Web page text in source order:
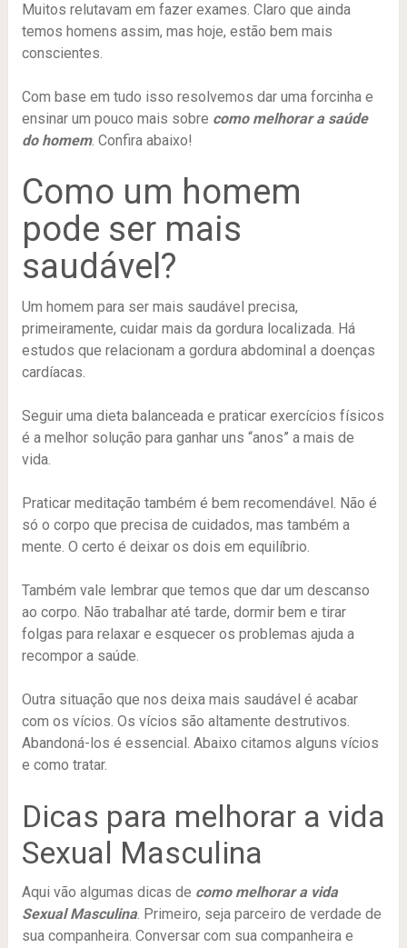
Muitos relutavam em fazer exames. Claro que ainda
temos homens assim, mas hoje, estão bem mais
conscientes.
Com base em tudo isso resolvemos dar uma forcinha e
ensinar um pouco mais sobre como melhorar a saúde
do homem. Confira abaixo!
Como um homem
pode ser mais
saudável?
Um homem para ser mais saudável precisa,
primeiramente, cuidar mais da gordura localizada. Há
estudos que relacionam a gordura abdominal a doenças
cardíacas.
Seguir uma dieta balanceada e praticar exercícios físicos
é a melhor solução para ganhar uns “anos” a mais de
vida.
Praticar meditação também é bem recomendável. Não é
só o corpo que precisa de cuidados, mas também a
mente. O certo é deixar os dois em equilíbrio.
Também vale lembrar que temos que dar um descanso
ao corpo. Não trabalhar até tarde, dormir bem e tirar
folgas para relaxar e esquecer os problemas ajuda a
recompor a saúde.
Outra situação que nos deixa mais saudável é acabar
com os vícios. Os vícios são altamente destrutivos.
Abandoná-los é essencial. Abaixo citamos alguns vícios
e como tratar.
Dicas para melhorar a vida
Sexual Masculina
Aqui vão algumas dicas de como melhorar a vida
Sexual Masculina. Primeiro, seja parceiro de verdade de
sua companheira. Conversar com sua companheira e